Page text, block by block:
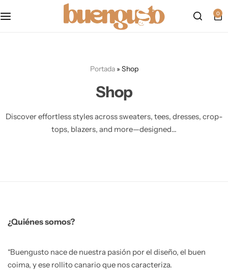
0
Portada» Shop
Shop
Discover effortless styles across sweaters, tees, dresses, crop-
tops, blazers, and more—designed...
¿Quiénes somos?
“Buengusto nace de nuestra pasión por el diseño, el buen
coima, y ese rollito canario que nos caracteriza.
Política de cookies
formulario de accesibilidad
politica-de-privacidad
Accesibilidad